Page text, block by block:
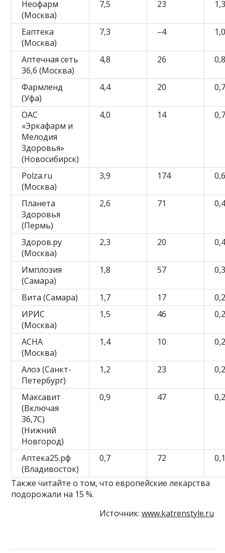
Неофарм
(Москва)
7,5 23
Еаптека
(Москва)
7,3 –4
Аптечная сеть
36,6 (Москва)
4,8 26
Фармленд
(Уфа)
4,4 20
ОАС
«Эркафарм и
Мелодия
Здоровья»
(Новосибирск)
4,0 14
Polza.ru
(Москва)
3,9 174
Планета
Здоровья
(Пермь)
2,6 71
Здоров.ру
(Москва)
2,3 20
Имплозия
(Самара)
1,8 57
Вита (Самара) 1,7 17
ИРИС
(Москва)
1,5 46
АСНА
(Москва)
1,4 10
Алоэ (Санкт-
Петербург)
1,2 23
Максавит
(Включая
36,7С)
(Нижний
Новгород)
0,9 47
Аптека25.рф
(Владивосток)
0,7 72
Также читайте о том, что европейские лекарства
подорожали на 15 %.
Источник: www.katrenstyle.ru